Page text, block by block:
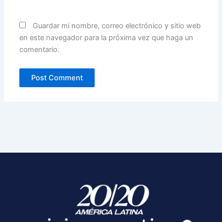
Guardar mi nombre, correo electrónico y sitio web
en este navegador para la próxima vez que haga un
comentario.